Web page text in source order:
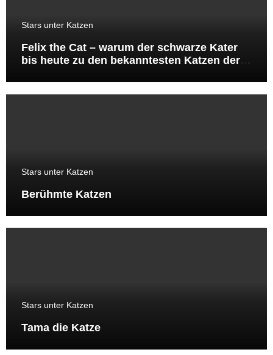
Stars unter Katzen
Felix the Cat – warum der schwarze Kater
bis heute zu den bekanntesten Katzen der
Stars unter Katzen
Berühmte Katzen
Stars unter Katzen
Tama die Katze